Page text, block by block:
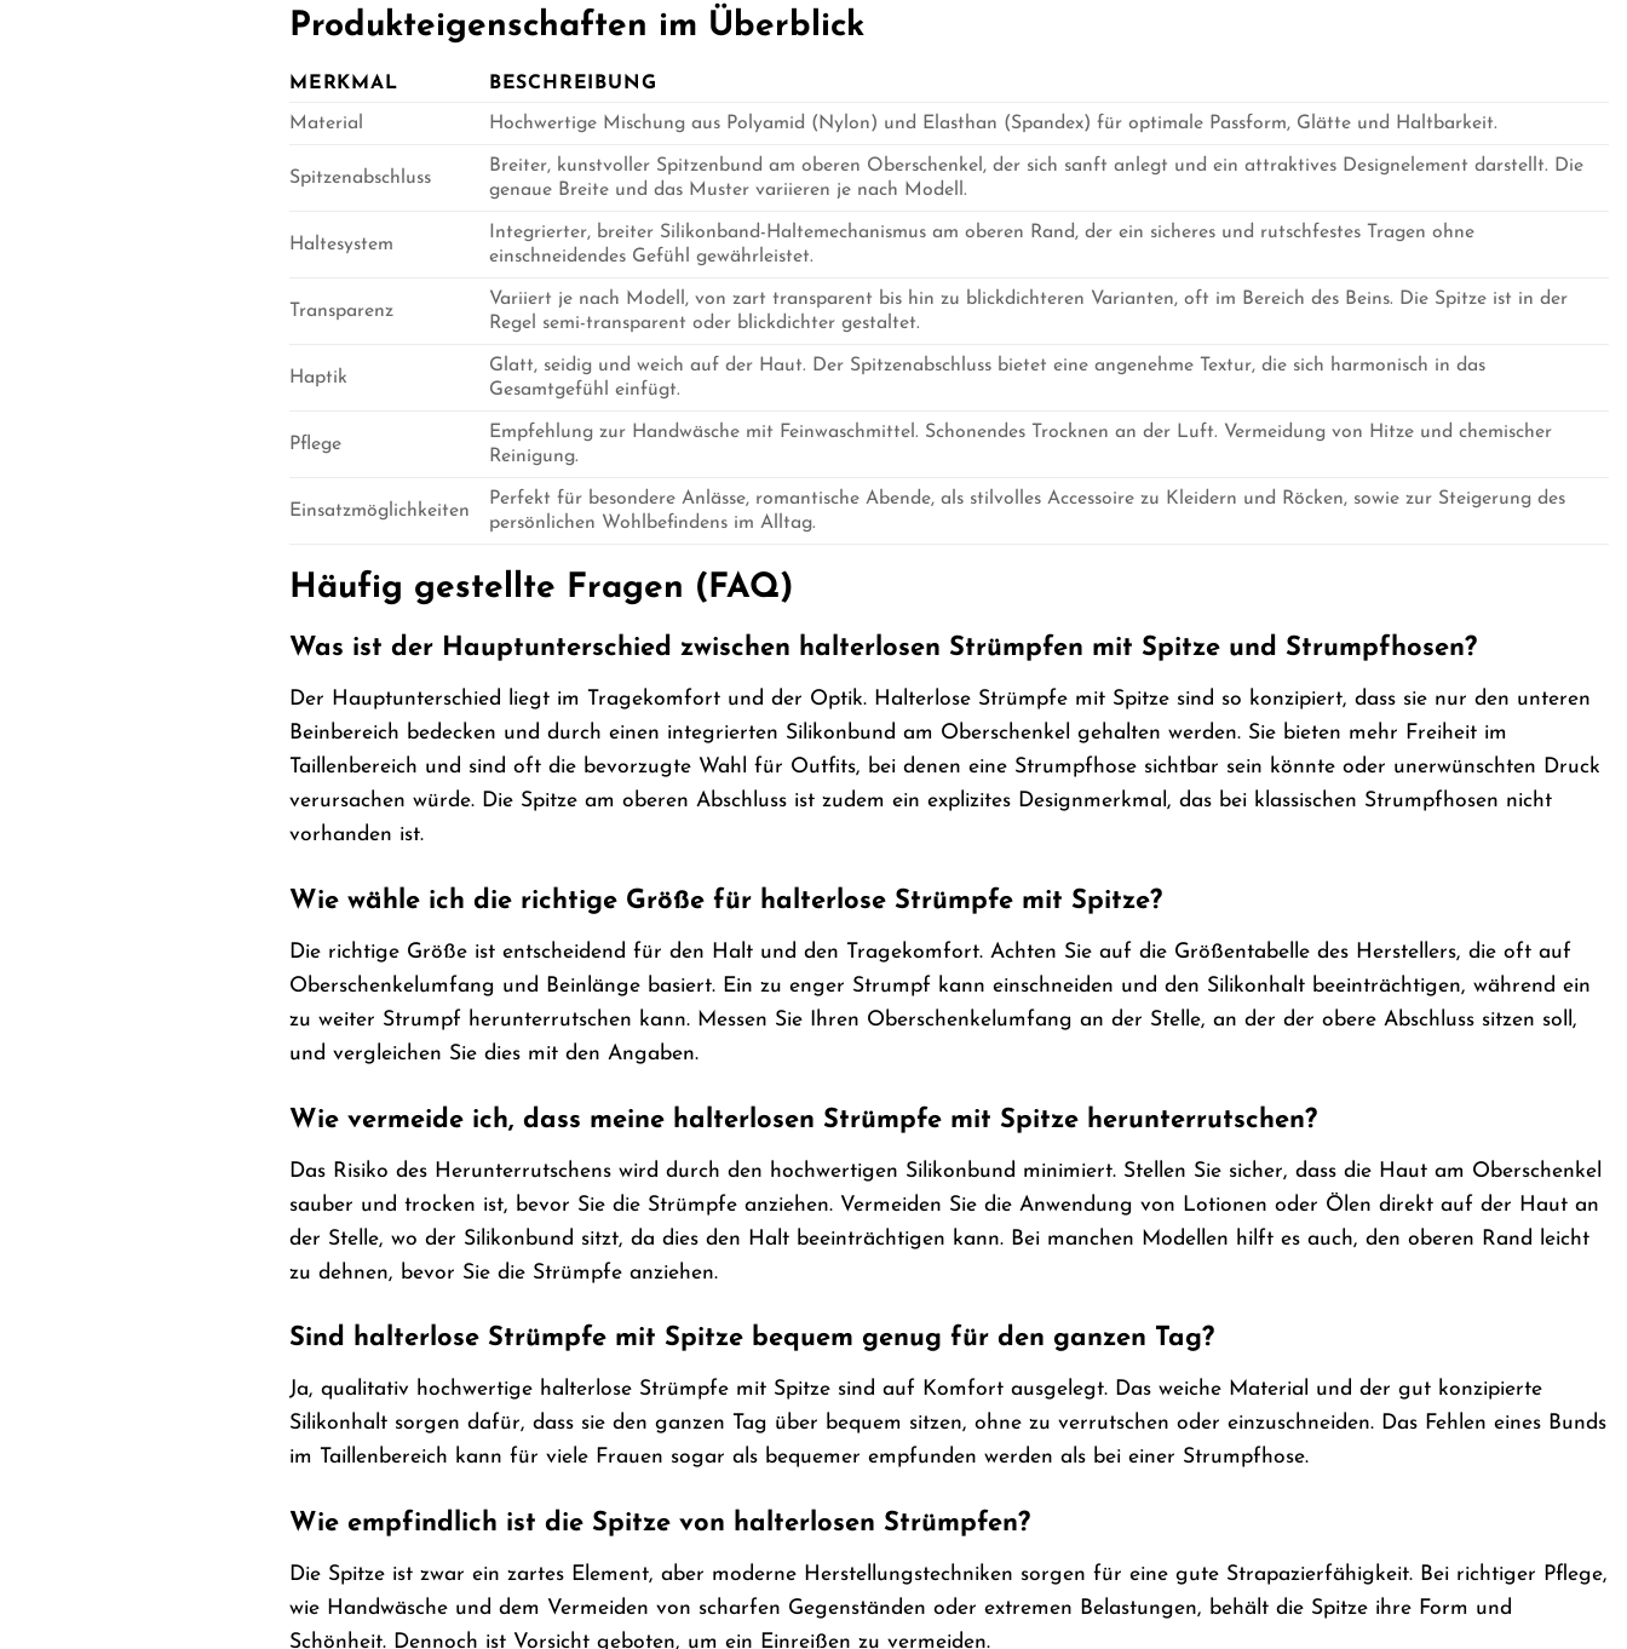
Produkteigenschaften im Überblick
MERKMAL BESCHREIBUNG
Material Hochwertige Mischung aus Polyamid (Nylon) und Elasthan (Spandex) für optimale Passform, Glätte und Haltbarkeit.
Spitzenabschluss
Breiter, kunstvoller Spitzenbund am oberen Oberschenkel, der sich sanft anlegt und ein attraktives Designelement darstellt. Die
genaue Breite und das Muster variieren je nach Modell.
Haltesystem
Integrierter, breiter Silikonband-Haltemechanismus am oberen Rand, der ein sicheres und rutschfestes Tragen ohne
einschneidendes Gefühl gewährleistet.
Transparenz
Variiert je nach Modell, von zart transparent bis hin zu blickdichteren Varianten, oft im Bereich des Beins. Die Spitze ist in der
Regel semi-transparent oder blickdichter gestaltet.
Haptik
Glatt, seidig und weich auf der Haut. Der Spitzenabschluss bietet eine angenehme Textur, die sich harmonisch in das
Gesamtgefühl einfügt.
Pflege
Empfehlung zur Handwäsche mit Feinwaschmittel. Schonendes Trocknen an der Luft. Vermeidung von Hitze und chemischer
Reinigung.
Einsatzmöglichkeiten
Perfekt für besondere Anlässe, romantische Abende, als stilvolles Accessoire zu Kleidern und Röcken, sowie zur Steigerung des
persönlichen Wohlbefindens im Alltag.
Häufig gestellte Fragen (FAQ)
Was ist der Hauptunterschied zwischen halterlosen Strümpfen mit Spitze und Strumpfhosen?
Der Hauptunterschied liegt im Tragekomfort und der Optik. Halterlose Strümpfe mit Spitze sind so konzipiert, dass sie nur den unteren
Beinbereich bedecken und durch einen integrierten Silikonbund am Oberschenkel gehalten werden. Sie bieten mehr Freiheit im
Taillenbereich und sind oft die bevorzugte Wahl für Outfits, bei denen eine Strumpfhose sichtbar sein könnte oder unerwünschten Druck
verursachen würde. Die Spitze am oberen Abschluss ist zudem ein explizites Designmerkmal, das bei klassischen Strumpfhosen nicht
vorhanden ist.
Wie wähle ich die richtige Größe für halterlose Strümpfe mit Spitze?
Die richtige Größe ist entscheidend für den Halt und den Tragekomfort. Achten Sie auf die Größentabelle des Herstellers, die oft auf
Oberschenkelumfang und Beinlänge basiert. Ein zu enger Strumpf kann einschneiden und den Silikonhalt beeinträchtigen, während ein
zu weiter Strumpf herunterrutschen kann. Messen Sie Ihren Oberschenkelumfang an der Stelle, an der der obere Abschluss sitzen soll,
und vergleichen Sie dies mit den Angaben.
Wie vermeide ich, dass meine halterlosen Strümpfe mit Spitze herunterrutschen?
Das Risiko des Herunterrutschens wird durch den hochwertigen Silikonbund minimiert. Stellen Sie sicher, dass die Haut am Oberschenkel
sauber und trocken ist, bevor Sie die Strümpfe anziehen. Vermeiden Sie die Anwendung von Lotionen oder Ölen direkt auf der Haut an
der Stelle, wo der Silikonbund sitzt, da dies den Halt beeinträchtigen kann. Bei manchen Modellen hilft es auch, den oberen Rand leicht
zu dehnen, bevor Sie die Strümpfe anziehen.
Sind halterlose Strümpfe mit Spitze bequem genug für den ganzen Tag?
Ja, qualitativ hochwertige halterlose Strümpfe mit Spitze sind auf Komfort ausgelegt. Das weiche Material und der gut konzipierte
Silikonhalt sorgen dafür, dass sie den ganzen Tag über bequem sitzen, ohne zu verrutschen oder einzuschneiden. Das Fehlen eines Bunds
im Taillenbereich kann für viele Frauen sogar als bequemer empfunden werden als bei einer Strumpfhose.
Wie empfindlich ist die Spitze von halterlosen Strümpfen?
Die Spitze ist zwar ein zartes Element, aber moderne Herstellungstechniken sorgen für eine gute Strapazierfähigkeit. Bei richtiger Pflege,
wie Handwäsche und dem Vermeiden von scharfen Gegenständen oder extremen Belastungen, behält die Spitze ihre Form und
Schönheit. Dennoch ist Vorsicht geboten, um ein Einreißen zu vermeiden.